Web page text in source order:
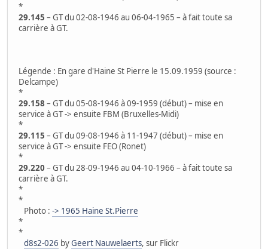
*
29.145 – GT du 02-08-1946 au 06-04-1965 – à fait toute sa
carrière à GT.
Légende : En gare d'Haine St Pierre le 15.09.1959 (source :
Delcampe)
*
29.158 – GT du 05-08-1946 à 09-1959 (début) – mise en
service à GT -> ensuite FBM (Bruxelles-Midi)
*
29.115 – GT du 09-08-1946 à 11-1947 (début) – mise en
service à GT -> ensuite FEO (Ronet)
*
29.220 – GT du 28-09-1946 au 04-10-1966 – à fait toute sa
carrière à GT.
*
*
Photo : -> 1965 Haine St.Pierre
*
*
d8s2-026 byGeert Nauwelaerts, sur Flickr